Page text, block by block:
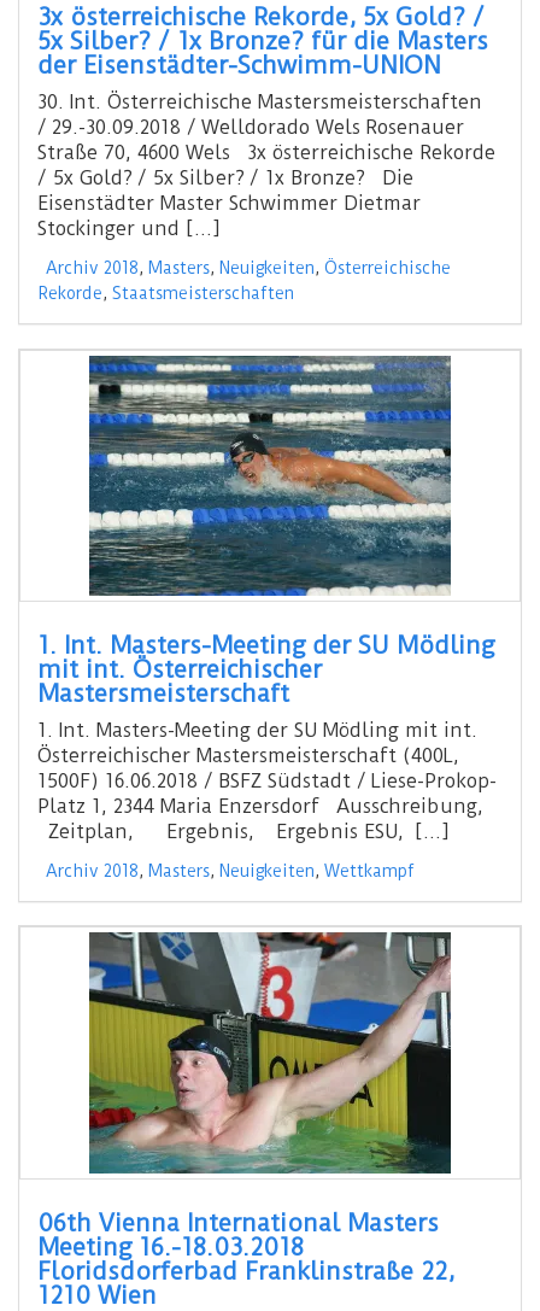
3x österreichische Rekorde, 5x Gold? /
5x Silber? / 1x Bronze? für die Masters
der Eisenstädter-Schwimm-UNION
30. Int. Österreichische Mastersmeisterschaften
/ 29.-30.09.2018 / Welldorado Wels Rosenauer
Straße 70, 4600 Wels 3x österreichische Rekorde
/ 5x Gold? / 5x Silber? / 1x Bronze? Die
Eisenstädter Master Schwimmer Dietmar
Stockinger und […]
Archiv 2018, Masters, Neuigkeiten, Österreichische
Rekorde, Staatsmeisterschaften
1. Int. Masters-Meeting der SU Mödling
mit int. Österreichischer
Mastersmeisterschaft
1. Int. Masters-Meeting der SU Mödling mit int.
Österreichischer Mastersmeisterschaft (400L,
1500F) 16.06.2018 / BSFZ Südstadt / Liese-Prokop-
Platz 1, 2344 Maria Enzersdorf Ausschreibung,
Zeitplan, Ergebnis, Ergebnis ESU, […]
Archiv 2018, Masters, Neuigkeiten, Wettkampf
06th Vienna International Masters
Meeting 16.-18.03.2018
Floridsdorferbad Franklinstraße 22,
1210 Wien